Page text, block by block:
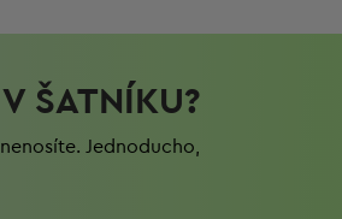
ŠATNÍKU?
Jednoduchо,